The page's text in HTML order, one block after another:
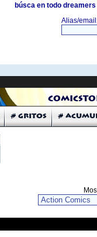
búsca en todo dreamers
# Gritos #